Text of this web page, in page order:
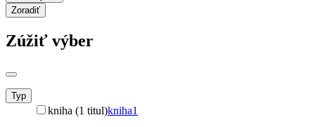
Zoradiť
Zúžiť výber
Typ
kniha (1 titul)kniha1